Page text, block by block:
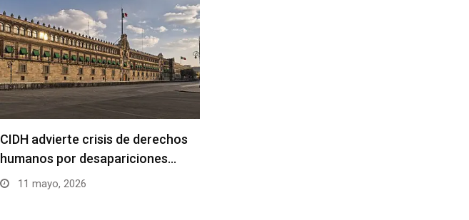
CIDH advierte crisis de derechos
humanos por desapariciones…
11 mayo, 2026